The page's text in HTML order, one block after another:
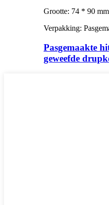
Grootte: 74 * 90 mm
Verpakking:
Pasgemaakte
geweefde